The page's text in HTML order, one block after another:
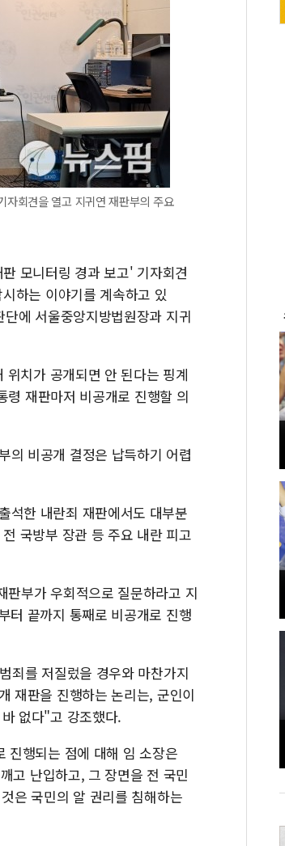
회견을 열고 지귀연 재판부의 주요
모니터링 경과 보고' 기자회견
하는 이야기를 계속하고 있
에 서울중앙지방법원장과 지귀
치가 공개되면 안 된다는 핑계
재판마저 비공개로 진행할 의
의 비공개 결정은 납득하기 어렵
석한 내란죄 재판에서도 대부분
국방부 장관 등 주요 내란 피고
부가 우회적으로 질문하라고 지
터 끝까지 통째로 비공개로 진행
죄를 저질렀을 경우와 마찬가지
재판을 진행하는 논리는, 군인이
없다"고 강조했다.
진행되는 점에 대해 임 소장은
고 난입하고, 그 장면을 전 국민
은 국민의 알 권리를 침해하는